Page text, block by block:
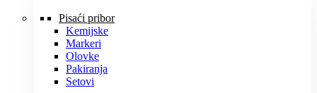
Pisaći pribor
Kemijske
Markeri
Olovke
Pakiranja
Setovi